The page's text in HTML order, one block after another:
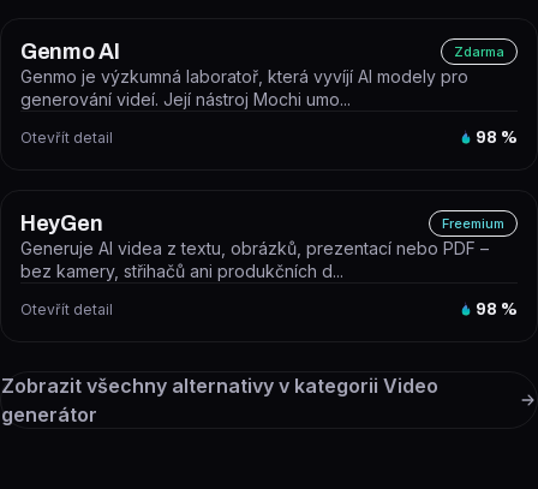
Genmo AI Zdarma
Genmo je výzkumná laboratoř, která vyvíjí AI modely pro
generování videí. Její nástroj Mochi umo...
Otevřít detail 98 %
HeyGen Freemium
Generuje AI videa z textu, obrázků, prezentací nebo PDF –
bez kamery, střihačů ani produkčních d...
Otevřít detail 98 %
Zobrazit všechny alternativy v kategorii Video
generátor